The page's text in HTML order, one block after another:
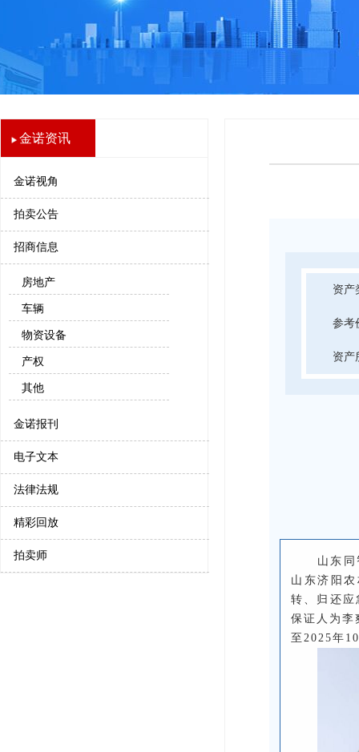
金诺资讯
金诺视角
拍卖公告
招商信息
房地产
车辆
物资设备
产权
其他
金诺报刊
电子文本
法律法规
精彩回放
拍卖师
资产
参考
资产
山东
山东济阳
转、归还
保证人为李
至2025年